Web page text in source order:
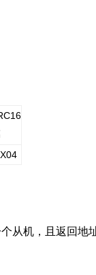
X04
从机，且返回地